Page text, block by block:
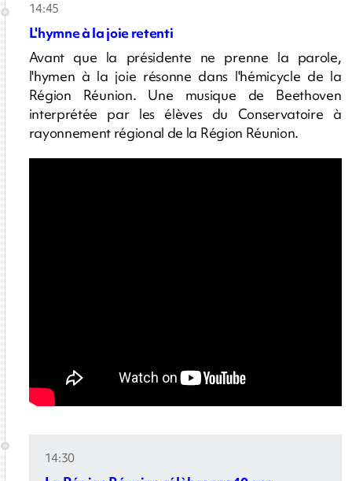
14:45
L'hymne à la joie retenti
Avant que la présidente ne prenne la parole,
l'hymen à la joie résonne dans l'hémicycle de la
Région Réunion. Une musique de Beethoven
interprétée par les élèves du Conservatoire à
rayonnement régional de la Région Réunion.
14:30